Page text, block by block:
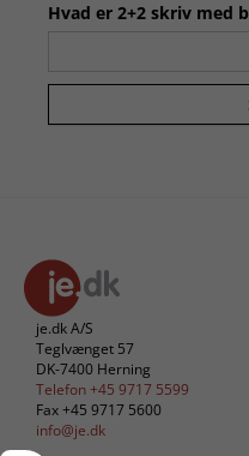
Hvad er 2+2 skriv med
je.dk A/S
Teglvænget 57
DK-7400 Herning
Telefon +45 9717 5599
Fax +45 9717 5600
info@je.dk